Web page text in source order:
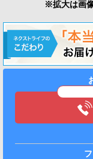
※拡大は画